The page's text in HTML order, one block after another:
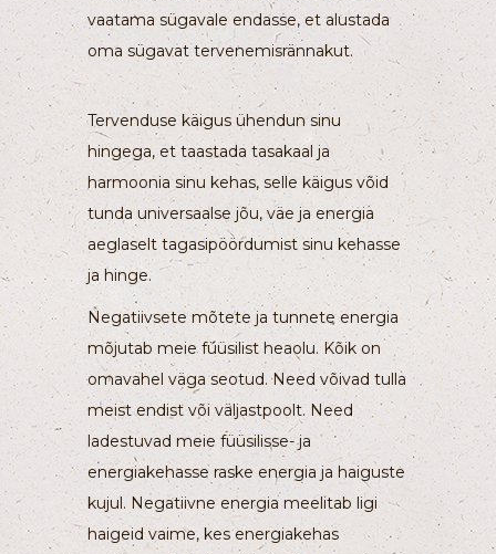
vaatama sügavale endasse, et alustada
oma sügavat tervenemisrännakut.
Tervenduse käigus ühendun sinu
hingega, et taastada tasakaal ja
harmoonia sinu kehas, selle käigus võid
tunda universaalse jõu, väe ja energia
aeglaselt tagasipöördumist sinu kehasse
ja hinge.
Negatiivsete mõtete ja tunnete energia
mõjutab meie füüsilist heaolu. Kõik on
omavahel väga seotud. Need võivad tulla
meist endist või väljastpoolt. Need
ladestuvad meie füüsilisse- ja
energiakehasse raske energia ja haiguste
kujul. Negatiivne energia meelitab ligi
haigeid vaime, kes energiakehas